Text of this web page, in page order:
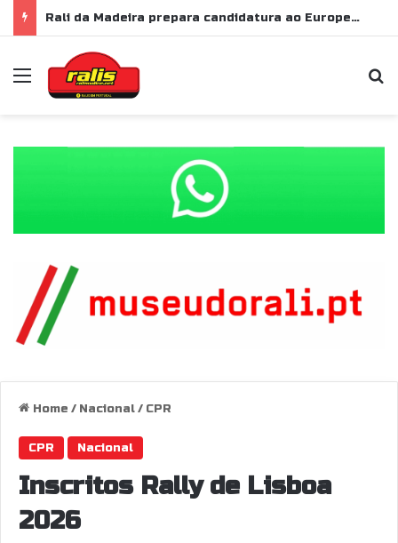
Rali da Madeira prepara candidatura ao Europeu de Ralis para 2028
Menu
Home / Nacional/ CPR
CPR Nacional
Inscritos Rally de Lisboa
2026